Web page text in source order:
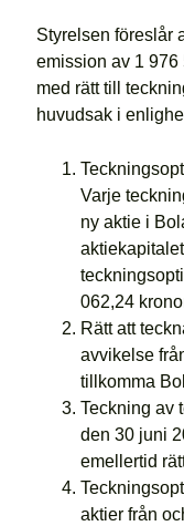
Styrelsen föreslår
emission av 1 976
med rätt till
huvudsak i
Varje
ny aktie i
062,24
Rätt att
avvikelse
tillkomma
Teckning av
den 30 juni
emellertid
aktier från